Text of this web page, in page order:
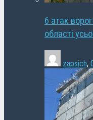
6 атак
області
zapsich,